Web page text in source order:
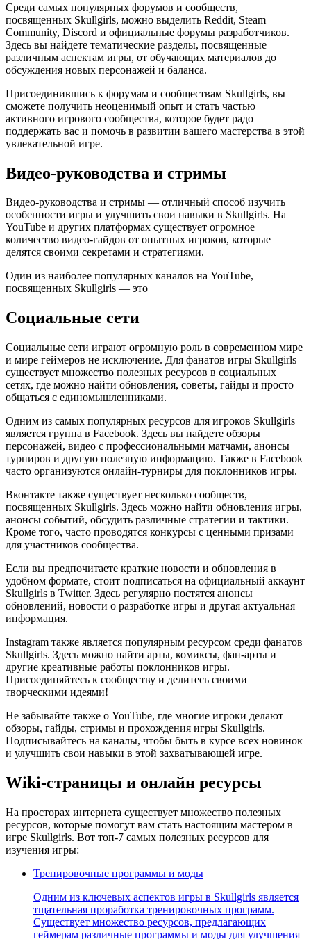
Среди самых популярных форумов и сообществ,
посвященных Skullgirls, можно выделить Reddit, Steam
Community, Discord и официальные форумы разработчиков.
Здесь вы найдете тематические разделы, посвященные
различным аспектам игры, от обучающих материалов до
обсуждения новых персонажей и баланса.
Присоединившись к форумам и сообществам Skullgirls, вы
сможете получить неоценимый опыт и стать частью
активного игрового сообщества, которое будет радо
поддержать вас и помочь в развитии вашего мастерства в этой
увлекательной игре.
Видео-руководства и стримы
Видео-руководства и стримы — отличный способ изучить
особенности игры и улучшить свои навыки в Skullgirls. На
YouTube и других платформах существует огромное
количество видео-гайдов от опытных игроков, которые
делятся своими секретами и стратегиями.
Один из наиболее популярных каналов на YouTube,
посвященных Skullgirls — это
Социальные сети
Социальные сети играют огромную роль в современном мире
и мире геймеров не исключение. Для фанатов игры Skullgirls
существует множество полезных ресурсов в социальных
сетях, где можно найти обновления, советы, гайды и просто
общаться с единомышленниками.
Одним из самых популярных ресурсов для игроков Skullgirls
является группа в Facebook. Здесь вы найдете обзоры
персонажей, видео с профессиональными матчами, анонсы
турниров и другую полезную информацию. Также в Facebook
часто организуются онлайн-турниры для поклонников игры.
Вконтакте также существует несколько сообществ,
посвященных Skullgirls. Здесь можно найти обновления игры,
анонсы событий, обсудить различные стратегии и тактики.
Кроме того, часто проводятся конкурсы с ценными призами
для участников сообщества.
Если вы предпочитаете краткие новости и обновления в
удобном формате, стоит подписаться на официальный аккаунт
Skullgirls в Twitter. Здесь регулярно постятся анонсы
обновлений, новости о разработке игры и другая актуальная
информация.
Instagram также является популярным ресурсом среди фанатов
Skullgirls. Здесь можно найти арты, комиксы, фан-арты и
другие креативные работы поклонников игры.
Присоединяйтесь к сообществу и делитесь своими
творческими идеями!
Не забывайте также о YouTube, где многие игроки делают
обзоры, гайды, стримы и прохождения игры Skullgirls.
Подписывайтесь на каналы, чтобы быть в курсе всех новинок
и улучшить свои навыки в этой захватывающей игре.
Wiki-страницы и онлайн ресурсы
На просторах интернета существует множество полезных
ресурсов, которые помогут вам стать настоящим мастером в
игре Skullgirls. Вот топ-7 самых полезных ресурсов для
изучения игры:
Тренировочные программы и моды
Одним из ключевых аспектов игры в Skullgirls является
тщательная проработка тренировочных программ.
Существует множество ресурсов, предлагающих
геймерам различные программы и моды для улучшения